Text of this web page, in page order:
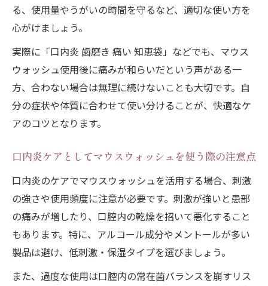
る、使用量やうがいの時間を守るなど、適切な使い方を
心がけましょう。
実際に「口内炎 歯磨き 痛い 知恵袋」などでも、マウス
ウォッシュ使用後に痛みが和らいだという声がある一
方、合わない場合は無理に続けないことも大切です。自
分の症状や体質に合わせて使い分けることが、快適なケ
アのコツとなります。
口内炎ケアとしてマウスウォッシュを使う際の注意点
口内炎のケアでマウスウォッシュを活用する場合、刺激
の強さや使用頻度に注意が必要です。刺激が強いと患部
の痛みが増したり、口腔内の乾燥を招いて悪化すること
もあります。特に、アルコール成分やメントールが多い
製品は避け、低刺激・保湿タイプを選びましょう。
また、過度な使用は口腔内の常在菌バランスを崩すリス